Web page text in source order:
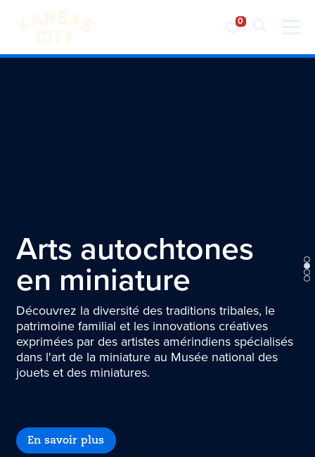
Visiter KC
Arts autochtones
en miniature
Découvrez la diversité des traditions tribales, le
patrimoine familial et les innovations créatives
exprimées par des artistes amérindiens spécialisés
dans l'art de la miniature au Musée national des
jouets et des miniatures.
En savoir plus